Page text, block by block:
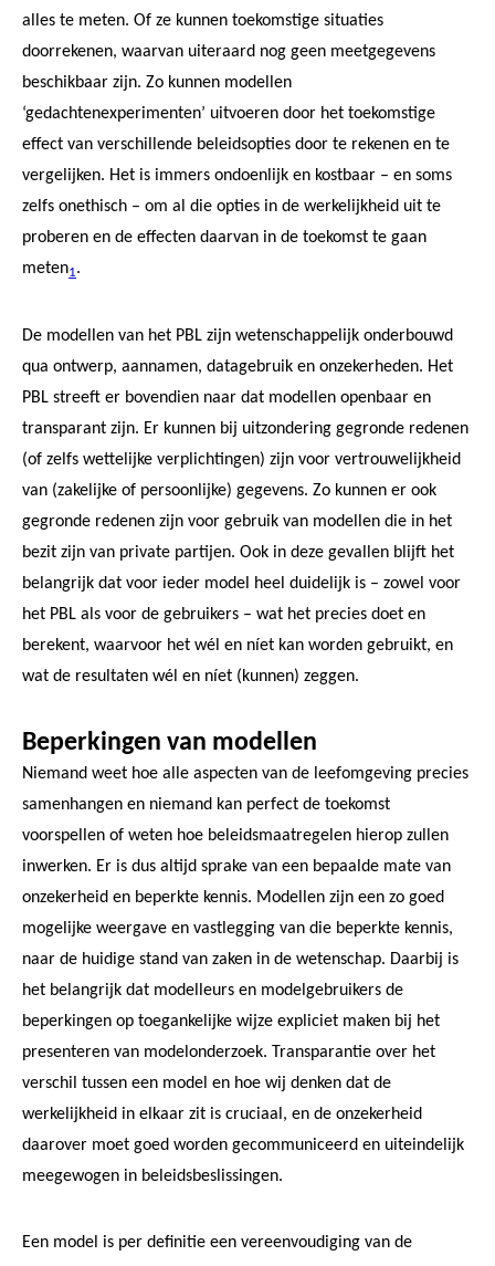
alles te meten. Of ze kunnen toekomstige situaties
doorrekenen, waarvan uiteraard nog geen meetgegevens
beschikbaar zijn. Zo kunnen modellen
‘gedachtenexperimenten’ uitvoeren door het toekomstige
effect van verschillende beleidsopties door te rekenen en te
vergelijken. Het is immers ondoenlijk en kostbaar – en soms
zelfs onethisch – om al die opties in de werkelijkheid uit te
proberen en de effecten daarvan in de toekomst te gaan
meten1.
De modellen van het PBL zijn wetenschappelijk onderbouwd
qua ontwerp, aannamen, datagebruik en onzekerheden. Het
PBL streeft er bovendien naar dat modellen openbaar en
transparant zijn. Er kunnen bij uitzondering gegronde redenen
(of zelfs wettelijke verplichtingen) zijn voor vertrouwelijkheid
van (zakelijke of persoonlijke) gegevens. Zo kunnen er ook
gegronde redenen zijn voor gebruik van modellen die in het
bezit zijn van private partijen. Ook in deze gevallen blijft het
belangrijk dat voor ieder model heel duidelijk is – zowel voor
het PBL als voor de gebruikers – wat het precies doet en
berekent, waarvoor het wél en níet kan worden gebruikt, en
wat de resultaten wél en níet (kunnen) zeggen.
Beperkingen van modellen
Niemand weet hoe alle aspecten van de leefomgeving precies
samenhangen en niemand kan perfect de toekomst
voorspellen of weten hoe beleidsmaatregelen hierop zullen
inwerken. Er is dus altijd sprake van een bepaalde mate van
onzekerheid en beperkte kennis. Modellen zijn een zo goed
mogelijke weergave en vastlegging van die beperkte kennis,
naar de huidige stand van zaken in de wetenschap. Daarbij is
het belangrijk dat modelleurs en modelgebruikers de
beperkingen op toegankelijke wijze expliciet maken bij het
presenteren van modelonderzoek. Transparantie over het
verschil tussen een model en hoe wij denken dat de
werkelijkheid in elkaar zit is cruciaal, en de onzekerheid
daarover moet goed worden gecommuniceerd en uiteindelijk
meegewogen in beleidsbeslissingen.
Een model is per definitie een vereenvoudiging van de